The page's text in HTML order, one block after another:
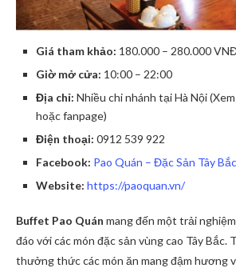
Giá tham khảo: 180.000 – 280.000
Giờ mở cửa: 10:00 – 22:00
Địa chỉ: Nhiều chi nhánh tại Hà Nội
hoặc fanpage)
Điện thoại: 0912 539 922
Facebook: Pao Quán – Đặc Sản Tây Bắc
Website: https://paoquan.vn/
Buffet Pao Quán mang đến một trải nghiệm
đáo với các món đặc sản vùng cao Tây Bắc.
thưởng thức các món ăn mang đậm hương